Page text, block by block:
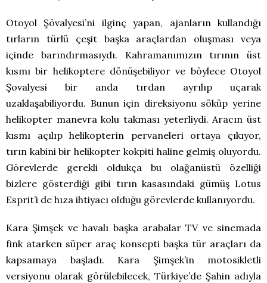
Otoyol Şövalyesi’ni ilginç yapan, ajanların kullandığı
tırların türlü çeşit başka araçlardan oluşması veya
içinde barındırmasıydı. Kahramanımızın tırının üst
kısmı bir helikoptere dönüşebiliyor ve böylece Otoyol
Şovalyesi bir anda tırdan ayrılıp uçarak
uzaklaşabiliyordu. Bunun için direksiyonu söküp yerine
helikopter manevra kolu takması yeterliydi. Aracın üst
kısmı açılıp helikopterin pervaneleri ortaya çıkıyor,
tırın kabini bir helikopter kokpiti haline gelmiş oluyordu.
Görevlerde gerekli oldukça bu olağanüstü özelliği
bizlere gösterdiği gibi tırın kasasındaki gümüş Lotus
Esprit’i de hıza ihtiyacı olduğu görevlerde kullanıyordu.
Kara Şimşek ve havalı başka arabalar TV ve sinemada
fink atarken süper araç konsepti başka tür araçları da
kapsamaya başladı. Kara Şimşek’in motosikletli
versiyonu olarak görülebilecek, Türkiye’de Şahin adıyla